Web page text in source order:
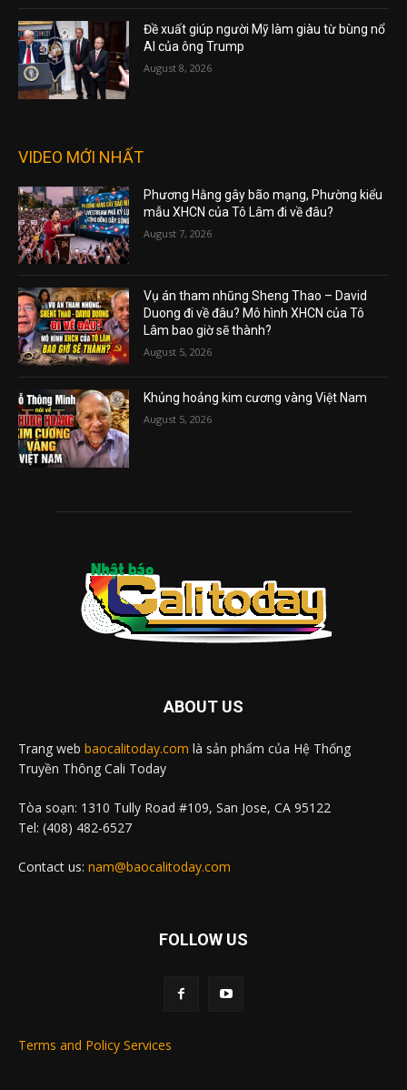
Đề xuất giúp người Mỹ làm giàu từ bùng nổ
AI của ông Trump
August 8, 2026
VIDEO MỚI NHẤT
Phương Hằng gây bão mạng, Phường kiểu
mẫu XHCN của Tô Lâm đi về đâu?
August 7, 2026
Vụ án tham nhũng Sheng Thao – David
Duong đi về đâu? Mô hình XHCN của Tô
Lâm bao giờ sẽ thành?
August 5, 2026
Khủng hoảng kim cương vàng Việt Nam
August 5, 2026
ABOUT US
Trang web baocalitoday.com là sản phẩm của Hệ Thống
Truyền Thông Cali Today
Tòa soạn: 1310 Tully Road #109, San Jose, CA 95122
Tel: (408) 482-6527
Contact us: nam@baocalitoday.com
FOLLOW US
Terms and Policy Services